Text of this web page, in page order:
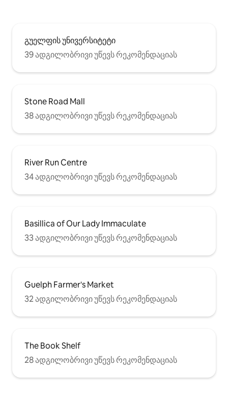
გუელფის უნივერსიტეტი
39 ადგილობრივი უწევს რეკომენდაციას
Stone Road Mall
38 ადგილობრივი უწევს რეკომენდაციას
River Run Centre
34 ადგილობრივი უწევს რეკომენდაციას
Basillica of Our Lady Immaculate
33 ადგილობრივი უწევს რეკომენდაციას
Guelph Farmer's Market
32 ადგილობრივი უწევს რეკომენდაციას
The Book Shelf
28 ადგილობრივი უწევს რეკომენდაციას